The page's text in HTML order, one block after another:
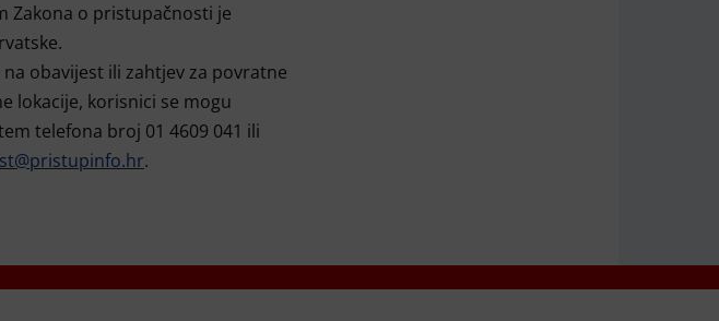
Zakona o pristupačnosti je
obavijest ili zahtjev za povratne
lokacije, korisnici se mogu
telefona broj 01 4609 041 ili
.